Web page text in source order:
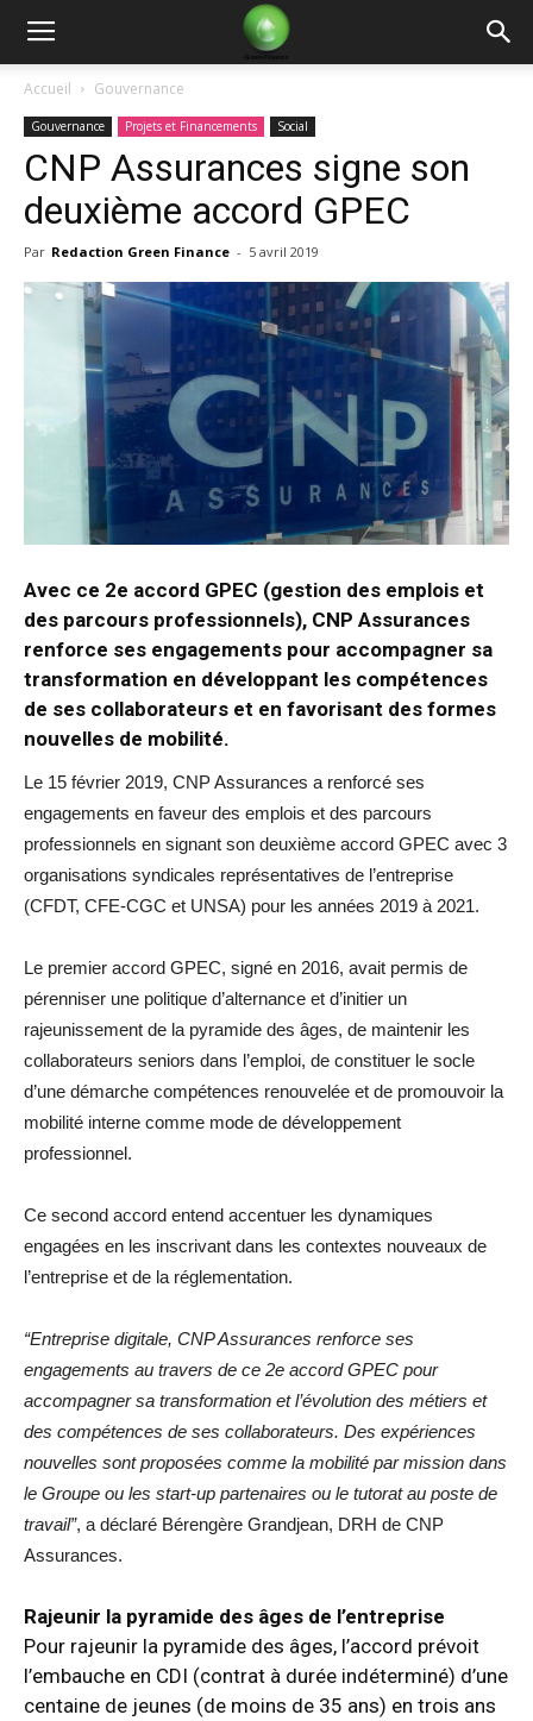
Green
Finance
Accueil Gouvernance
Gouvernance Projets et Financements Social
CNP Assurances signe son
deuxième accord GPEC
Par Redaction Green Finance - 5 avril 2019
Avec ce 2e accord GPEC (gestion des emplois et
des parcours professionnels), CNP Assurances
renforce ses engagements pour accompagner sa
transformation en développant les compétences
de ses collaborateurs et en favorisant des formes
nouvelles de mobilité.
Le 15 février 2019, CNP Assurances a renforcé ses
engagements en faveur des emplois et des parcours
professionnels en signant son deuxième accord GPEC avec 3
organisations syndicales représentatives de l’entreprise
(CFDT, CFE-CGC et UNSA) pour les années 2019 à 2021.
Le premier accord GPEC, signé en 2016, avait permis de
pérenniser une politique d’alternance et d’initier un
rajeunissement de la pyramide des âges, de maintenir les
collaborateurs seniors dans l’emploi, de constituer le socle
d’une démarche compétences renouvelée et de promouvoir la
mobilité interne comme mode de développement
professionnel.
Ce second accord entend accentuer les dynamiques
engagées en les inscrivant dans les contextes nouveaux de
l’entreprise et de la réglementation.
“Entreprise digitale, CNP Assurances renforce ses
engagements au travers de ce 2e accord GPEC pour
accompagner sa transformation et l’évolution des métiers et
des compétences de ses collaborateurs. Des expériences
nouvelles sont proposées comme la mobilité par mission dans
le Groupe ou les start-up partenaires ou le tutorat au poste de
travail”, a déclaré Bérengère Grandjean, DRH de CNP
Assurances.
Rajeunir la pyramide des âges de l’entreprise
Pour rajeunir la pyramide des âges, l’accord prévoit
l’embauche en CDI (contrat à durée indéterminé) d’une
centaine de jeunes (de moins de 35 ans) en trois ans